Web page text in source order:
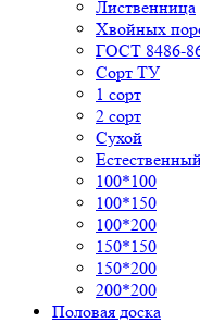
Лиственница
Хвойных
ГОСТ 8486-
Сорт ТУ
1 сорт
2 сорт
Сухой
100*100
100*150
100*200
150*150
150*200
200*200
Половая доска